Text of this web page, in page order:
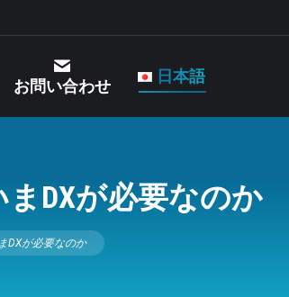
お問い合わせ 日本語
まDXが必要なのか
DXが必要なのか